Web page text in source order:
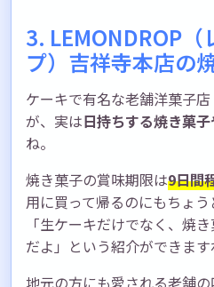
3. LEMONDROP（
プ）吉祥寺本店の
ケーキで有名な老舗洋菓子
が、実は日持ちする焼き菓
ね。
焼き菓子の賞味期限は9日間
用に買って帰るのにもちょう
「生ケーキだけでなく、焼
だよ」という紹介ができます
地元の方にも愛される老舗